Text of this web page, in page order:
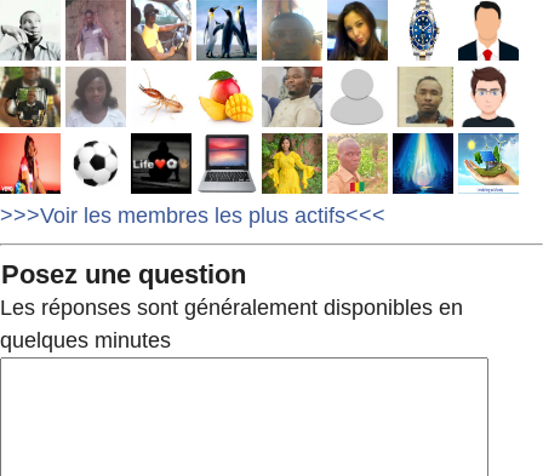
>>>Voir les membres les plus actifs<<<
Posez une question
Les réponses sont généralement disponibles en
quelques minutes